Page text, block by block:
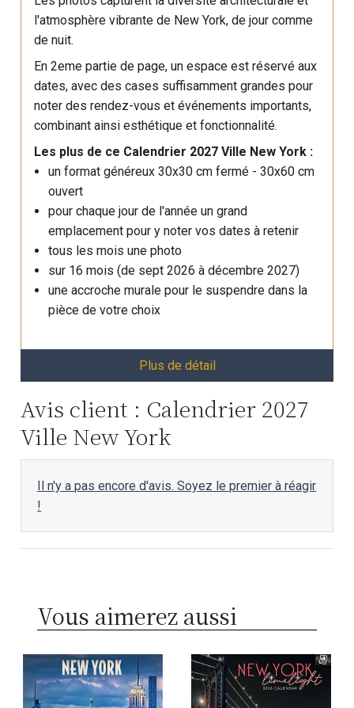
l'atmosphère vibrante de New York, de jour comme
de nuit.
En 2eme partie de page, un espace est réservé aux
dates, avec des cases suffisamment grandes pour
noter des rendez-vous et événements importants,
combinant ainsi esthétique et fonctionnalité.
Les plus de ce Calendrier 2027 Ville New York :
un format généreux 30x30 cm fermé - 30x60 cm
ouvert
pour chaque jour de l'année un grand
emplacement pour y noter vos dates à retenir
tous les mois une photo
sur 16 mois (de sept 2026 à décembre 2027)
une accroche murale pour le suspendre dans la
pièce de votre choix
Plus de détail
Avis client : Calendrier 2027
Ville New York
Il n'y a pas encore d'avis. Soyez le premier à réagir
!
Vous aimerez aussi